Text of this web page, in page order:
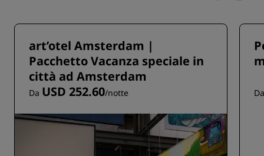
art’otel Amsterdam |
Pacchetto Vacanza speciale in
città ad Amsterdam
Da USD 252.60/notte